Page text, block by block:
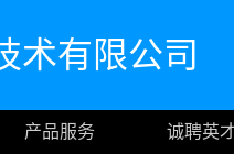
术有限公司
产品服务 诚聘英